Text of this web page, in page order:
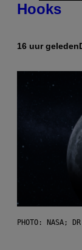
Hooks
16 uur geleden
PHOTO: NASA;